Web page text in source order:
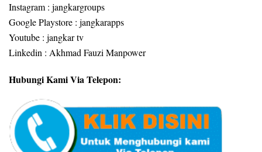
Instagram : jangkargroups
Google Playstore : jangkarapps
Youtube : jangkar tv
Linkedin : Akhmad Fauzi Manpower
Hubungi Kami Via Telepon: